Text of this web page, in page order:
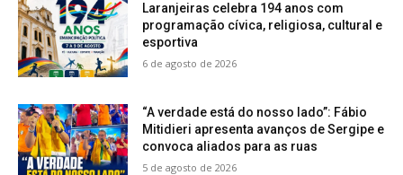
Laranjeiras celebra 194 anos com
programação cívica, religiosa, cultural e
esportiva
6 de agosto de 2026
“A verdade está do nosso lado”: Fábio
Mitidieri apresenta avanços de Sergipe e
convoca aliados para as ruas
5 de agosto de 2026